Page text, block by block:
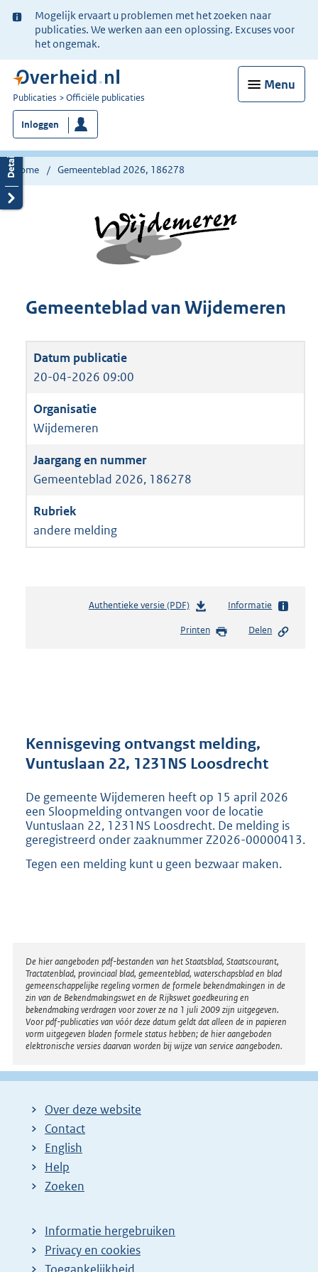
Ter
informatie:
Mogelijk ervaart u problemen met het zoeken naar
publicaties. We werken aan een oplossing. Excuses voor
het ongemak.
Menu
U
bent
nu
hier:
Publicaties Officiële publicaties
Inloggen
Home Gemeenteblad 2026, 186278
Gemeenteblad van Wijdemeren
20-04-2026 09:00
Wijdemeren
Gemeenteblad 2026, 186278
andere melding
Authentieke versie (PDF)b
s
r
o
t
e
:
2
Informatie
Printen Delen
Kennisgeving ontvangst melding,
Vuntuslaan 22, 1231NS Loosdrecht
De gemeente Wijdemeren heeft op 15 april 2026
een Sloopmelding ontvangen voor de locatie
Vuntuslaan 22, 1231NS Loosdrecht. De melding is
geregistreerd onder zaaknummer Z2026-00000413.
Tegen een melding kunt u geen bezwaar maken.
Disclaimer
De hier aangeboden pdf-bestanden van het Staatsblad, Staatscourant,
Tractatenblad, provinciaal blad, gemeenteblad, waterschapsblad en blad
gemeenschappelijke regeling vormen de formele bekendmakingen in de
zin van de Bekendmakingswet en de Rijkswet goedkeuring en
bekendmaking verdragen voor zover ze na 1 juli 2009 zijn uitgegeven.
Voor pdf-publicaties van vóór deze datum geldt dat alleen de in papieren
vorm uitgegeven bladen formele status hebben; de hier aangeboden
elektronische versies daarvan worden bij wijze van service aangeboden.
Over deze website
Contact
English
Help
Zoeken
Informatie hergebruiken
Privacy en cookies